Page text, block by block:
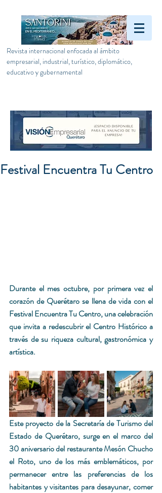
Revista internacional enfocada al ámbito
empresarial, industrial, turístico, diplomático,
educativo y gubernamental
Festival Encuentra Tu Centro
Durante el mes octubre, por primera vez el
corazón de Queré­taro se llena de vida con el
Festival Encuentra Tu Centro, una celebración
que invita a redescubrir el Centro Histórico a
través de su riqueza cultural, gastronómica y
artística.
Este proyecto de la Secretaría de Turismo del
Estado de Querétaro, surge en el marco del
30 aniversario del restaurante Mesón Chu­cho
el Roto, uno de los más emblemáticos, por
permanecer entre las preferencias de los
habitantes y visitantes para desayunar, comer